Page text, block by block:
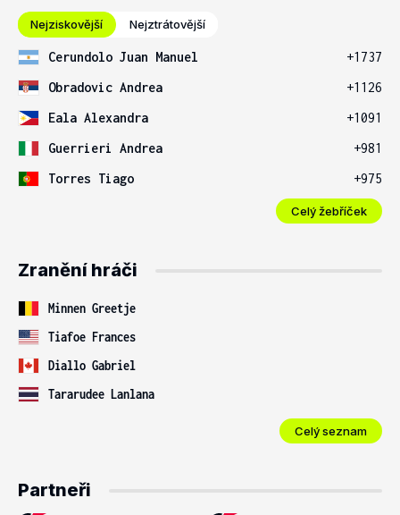
Nejziskovější Nejztrátovější
Cerundolo Juan Manuel
+1737
Obradovic Andrea
+1126
Eala Alexandra
+1091
Guerrieri Andrea
+981
Torres Tiago
+975
Celý žebříček
Zranění hráči
Minnen Greetje
Tiafoe Frances
Diallo Gabriel
Tararudee Lanlana
Celý seznam
Partneři